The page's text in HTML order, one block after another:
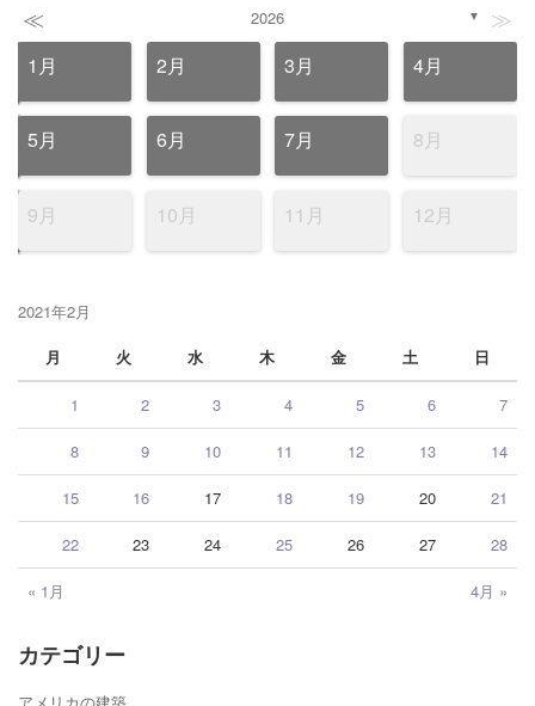
≪ 2026 ▼ ≫
1月 2月 3月 4月
5月 6月 7月 8月
9月 10月 11月 12月
2021年2月
月
火 水 木 金 土 日
« 1月 4月 »
1 2 3 4 5 6 7
8 9 10 11 12 13 14
15 16 17 18 19 20 21
22 23 24 25 26 27 28
カテゴリー